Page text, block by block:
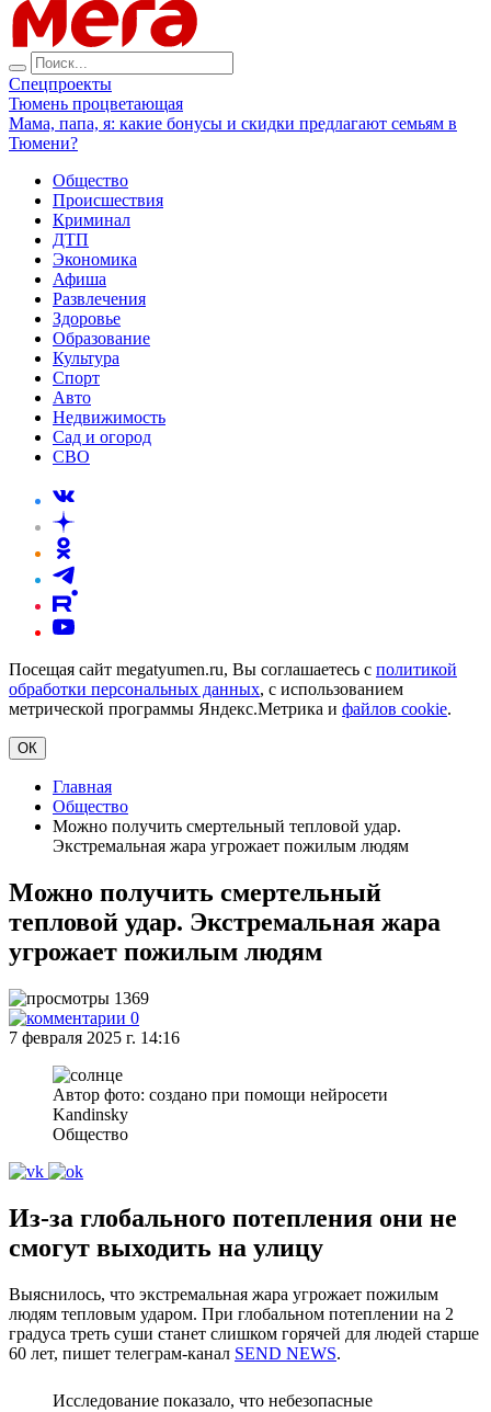
Спецпроекты
Тюмень процветающая
Мама, папа, я: какие бонусы и скидки предлагают семьям в
Тюмени?
Общество
Происшествия
Криминал
ДТП
Экономика
Афиша
Развлечения
Здоровье
Образование
Культура
Спорт
Авто
Недвижимость
Сад и огород
СВО
Посещая сайт megatyumen.ru, Вы соглашаетесь с политикой
обработки персональных данных, с использованием
метрической программы Яндекс.Метрика и файлов cookie.
ОК
Главная
Общество
Можно получить смертельный тепловой удар.
Экстремальная жара угрожает пожилым людям
Можно получить смертельный
тепловой удар. Экстремальная жара
угрожает пожилым людям
1369
0
7 февраля 2025 г. 14:16
Автор фото: создано при помощи нейросети
Kandinsky
Общество
Из-за глобального потепления они не
смогут выходить на улицу
Выяснилось, что экстремальная жара угрожает пожилым
людям тепловым ударом. При глобальном потеплении на 2
градуса треть суши станет слишком горячей для людей старше
60 лет, пишет телеграм-канал SEND NEWS.
Исследование показало, что небезопасные